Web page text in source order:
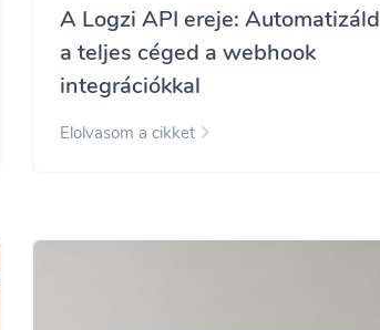
A Logzi API ereje: Automatizáld
a teljes céged a webhook
integrációkkal
Elolvasom a cikket